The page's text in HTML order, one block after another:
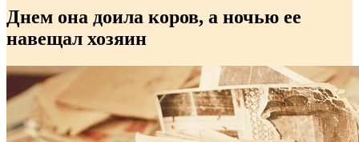
Днем она доила коров, а ночью ее
навещал хозяин